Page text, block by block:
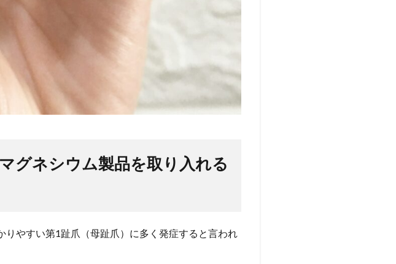
グネシウム製品を取り入れる
やすい第1趾爪（母趾爪）に多く発症すると言われ